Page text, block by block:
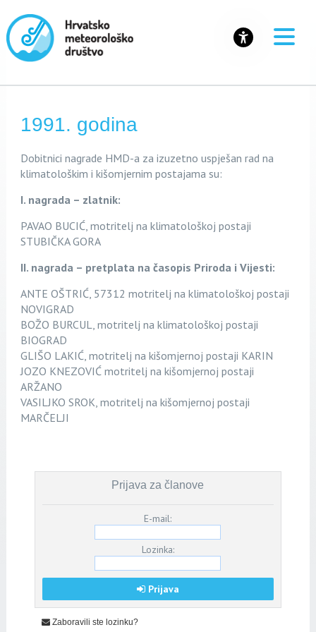
1991. godina
Dobitnici nagrade HMD-a za izuzetno uspješan rad na
klimatološkim i kišomjernim postajama su:
I. nagrada – zlatnik:
PAVAO BUCIĆ, motritelj na klimatološkoj postaji
STUBIČKA GORA
II. nagrada – pretplata na časopis Priroda i Vijesti:
ANTE OŠTRIĆ, 57312 motritelj na klimatološkoj postaji
NOVIGRAD
BOŽO BURCUL, motritelj na klimatološkoj postaji
BIOGRAD
GLIŠO LAKIĆ, motritelj na kišomjernoj postaji KARIN
JOZO KNEZOVIĆ motritelj na kišomjernoj postaji
ARŽANO
VASILJKO SROK, motritelj na kišomjernoj postaji
MARČELJI
Prijava za članove
E-mail:
Lozinka:
Prijava
Zaboravili ste lozinku?